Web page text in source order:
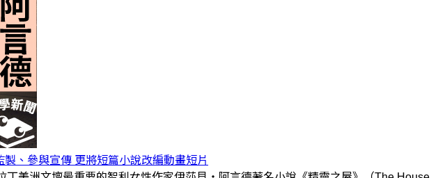
、參與宣傳 更將短篇小說改編動畫短片